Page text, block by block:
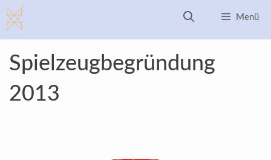
Zum
Inhalt
springen
Menü
Spielzeugbegründung
2013